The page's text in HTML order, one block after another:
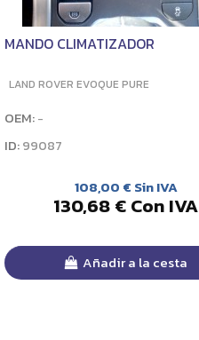
MANDO CLIMATIZADOR
LAND ROVER EVOQUE PURE
OEM: -
ID:99087
108,00 € Sin IVA
130,68 € Con IVA
Añadir a la cesta